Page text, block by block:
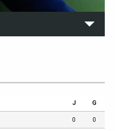
J G
0 0